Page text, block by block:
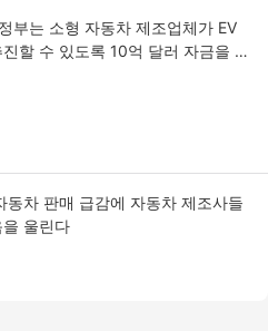
부는 소형 자동차 제조업체가 EV
할 수 있도록 10억 달러 자금을 제
동차 판매 급감에 자동차 제조사들
울린다